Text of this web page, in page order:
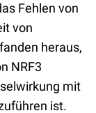
Fehlen von
von
heraus,
NRF3
mit
ist.